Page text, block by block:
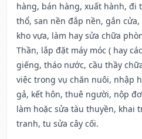
hàng, bán hàng, xuất hành, đi
thổ, san nền đắp nền, gắn
kho vựa, làm hay sửa chữa
Thần, lắp đặt máy móc ( hay
giếng, tháo nước, cầu thầy
việc trong vụ chăn nuôi, nhập
gả, kết hôn, thuê người, nộp
làm hoặc sửa tàu thuyền, khai
tranh, tu sửa cây cối.